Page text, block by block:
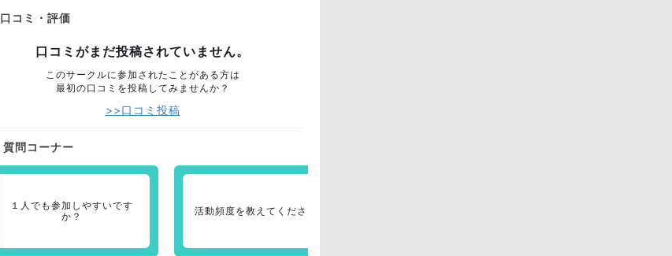
口コミ・評価
口コミがまだ投稿されていません。
このサークルに参加されたことがある方は
最初の口コミを投稿してみませんか？
>>口コミ投稿
質問コーナー
１人でも参加しやすいです
か？
活動頻度を教えてください！